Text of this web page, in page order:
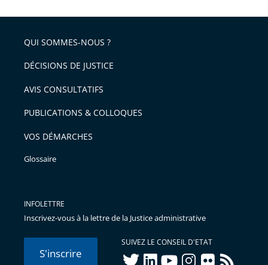
QUI SOMMES-NOUS ?
DÉCISIONS DE JUSTICE
AVIS CONSULTATIFS
PUBLICATIONS & COLLOQUES
VOS DÉMARCHES
Glossaire
INFOLETTRE
Inscrivez-vous à la lettre de la Justice administrative
S'inscrire
SUIVEZ LE CONSEIL D'ETAT
twitterlinkedInyoutubeinstagram
flickr rss